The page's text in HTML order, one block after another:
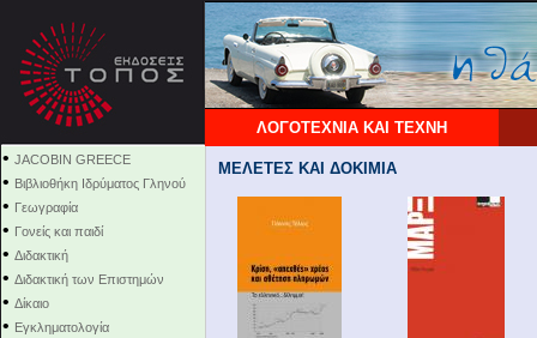
ΛΟΓΟΤΕΧΝΙΑ ΚΑΙ ΤΕΧΝΗ
• JACOBIN GREECE
• Βιβλιοθήκη Ιδρύματος Γληνού
• Γεωγραφία
• Γονείς και παιδί
• Διδακτική
• Διδακτική των Επιστημών
• Δίκαιο
• Εγκληματολογία
ΜΕΛΕΤΕΣ ΚΑΙ ΔΟΚΙΜΙΑ